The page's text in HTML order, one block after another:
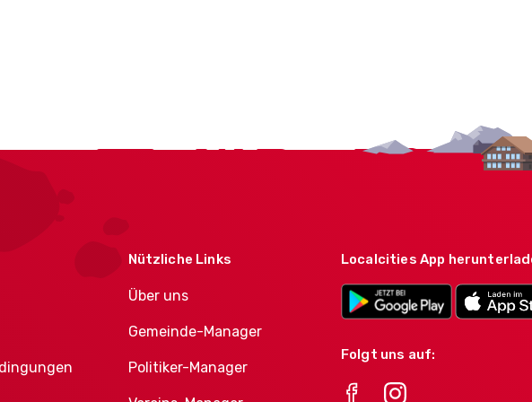
Nützliche Links
Über uns
Gemeinde-Manager
Politiker-Manager
Localcities App
Folgt uns auf: